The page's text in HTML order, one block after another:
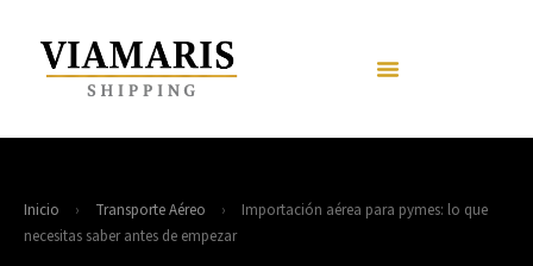
Inicio › Transporte Aéreo ›
Importación aérea para pymes: lo que
necesitas saber antes de empezar